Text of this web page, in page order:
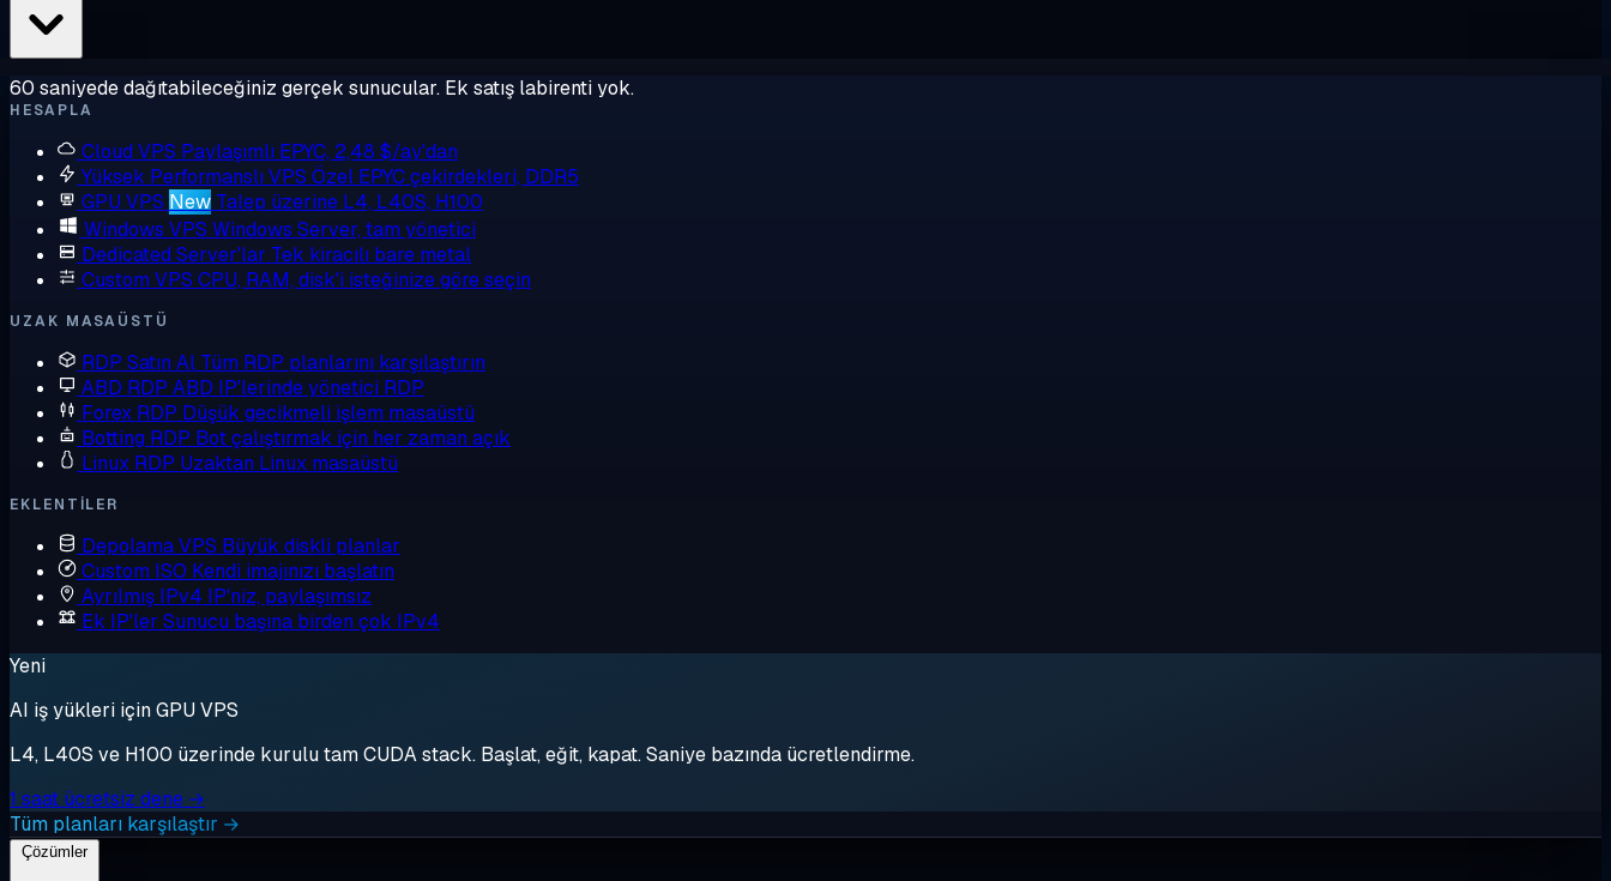
60 saniyede dağıtabileceğiniz gerçek sunucular. Ek satış labirenti yok.
HESAPLA
Cloud VPS Paylaşımlı EPYC, 2,48 $/ay'dan
Yüksek Performanslı VPS Özel EPYC çekirdekleri, DDR5
GPU VPS New Talep üzerine L4, L40S, H100
Windows VPS Windows Server, tam yönetici
Dedicated Server'lar Tek kiracılı bare metal
Custom VPS CPU, RAM, disk'i isteğinize göre seçin
UZAK MASAÜSTÜ
RDP Satın Al Tüm RDP planlarını karşılaştırın
ABD RDP ABD IP'lerinde yönetici RDP
Forex RDP Düşük gecikmeli işlem masaüstü
Botting RDP Bot çalıştırmak için her zaman açık
Linux RDP Uzaktan Linux masaüstü
EKLENTILER
Depolama VPS Büyük diskli planlar
Custom ISO Kendi imajınızı başlatın
Ayrılmış IPv4 IP'niz, paylaşımsız
Ek IP'ler Sunucu başına birden çok IPv4
Yeni
AI iş yükleri için GPU VPS
L4, L40S ve H100 üzerinde kurulu tam CUDA stack. Başlat, eğit, kapat. Saniye bazında ücretlendirme.
1 saat ücretsiz dene →
Tüm planları karşılaştır →
Çözümler